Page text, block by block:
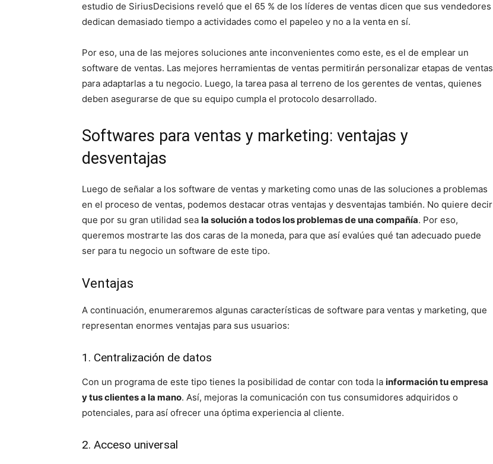
estudio de SiriusDecisions reveló que el 65 % de los líderes de ventas dicen que sus vendedores
dedican demasiado tiempo a actividades como el papeleo y no a la venta en sí.
Por eso, una de las mejores soluciones ante inconvenientes como este, es el de emplear un
software de ventas. Las mejores herramientas de ventas permitirán personalizar etapas de ventas
para adaptarlas a tu negocio. Luego, la tarea pasa al terreno de los gerentes de ventas, quienes
deben asegurarse de que su equipo cumpla el protocolo desarrollado.
Softwares para ventas y marketing: ventajas y
desventajas
Luego de señalar a los software de ventas y marketing como unas de las soluciones a problemas
en el proceso de ventas, podemos destacar otras ventajas y desventajas también. No quiere decir
que por su gran utilidad sea la solución a todos los problemas de una compañía. Por eso,
queremos mostrarte las dos caras de la moneda, para que así evalúes qué tan adecuado puede
ser para tu negocio un software de este tipo.
Ventajas
A continuación, enumeraremos algunas características de software para ventas y marketing, que
representan enormes ventajas para sus usuarios:
1. Centralización de datos
Con un programa de este tipo tienes la posibilidad de contar con toda la información tu empresa
y tus clientes a la mano. Así, mejoras la comunicación con tus consumidores adquiridos o
potenciales, para así ofrecer una óptima experiencia al cliente.
2. Acceso universal